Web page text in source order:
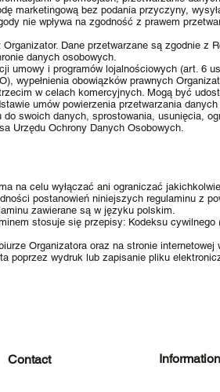
marketingową bez podania przyczyny,
nie wpływa na zgodność z prawem
Dane przetwarzane są zgodnie z
danych osobowych.
umowy i programów lojalnościowych (art. 6
wypełnienia obowiązków prawnych
w celach komercyjnych. Mogą być
umów powierzenia przetwarzania
do swoich danych, sprostowania, usunięcia,
Urzędu Ochrony Danych Osobowych.
na celu wyłączać ani ograniczać
postanowień niniejszych regulaminu z
zawierane są w języku polskim.
stosuje się przepisy: Kodeksu
Organizatora oraz na stronie internetowej
poprzez wydruk lub zapisanie pliku
Contact Information